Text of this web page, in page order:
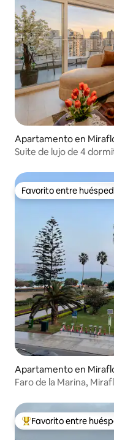
Apartamento en
Suite de lujo de 4
Favorito entre
Favorito entre
Apartamento en
Faro de la Marina,
Favorito entre
Favorito entre